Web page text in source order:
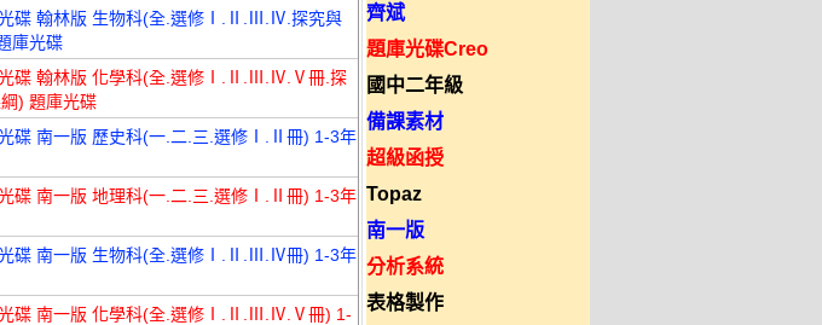
光碟 翰林版 生物科(全.選修Ⅰ.Ⅱ.Ⅲ.Ⅳ.探究與
庫光碟
光碟 翰林版 化學科(全.選修Ⅰ.Ⅱ.Ⅲ.Ⅳ.Ⅴ冊.探
) 題庫光碟
碟 南一版 歷史科(一.二.三.選修Ⅰ.Ⅱ冊) 1-3年
碟 南一版 地理科(一.二.三.選修Ⅰ.Ⅱ冊) 1-3年
光碟 南一版 生物科(全.選修Ⅰ.Ⅱ.Ⅲ.Ⅳ冊) 1-3年
光碟 南一版 化學科(全.選修Ⅰ.Ⅱ.Ⅲ.Ⅳ.Ⅴ冊) 1-
齊斌
題庫光碟Creo
國中二年級
備課素材
超級函授
Topaz
南一版
分析系統
表格製作